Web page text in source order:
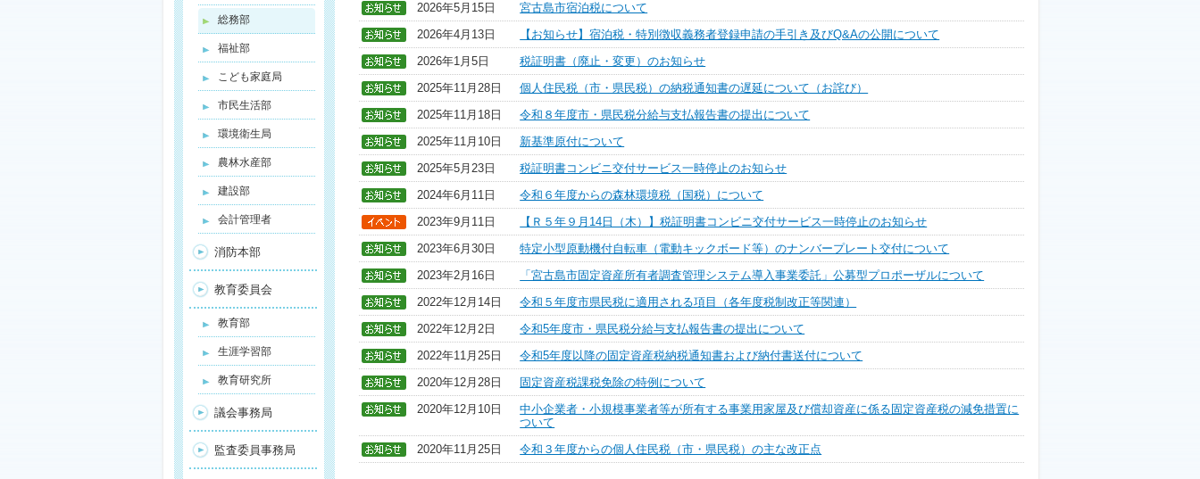
2026年5月15日
宮古島市宿泊税について
2026年4月13日
【お知らせ】宿泊税・特別徴収義務者登録申請の手引き及びQ&Aの公開について
2026年1月5日
税証明書（廃止・変更）のお知らせ
2025年11月28日
個人住民税（市・県民税）の納税通知書の遅延について（お詫び）
2025年11月18日
令和８年度市・県民税分給与支払報告書の提出について
2025年11月10日
新基準原付について
2025年5月23日
税証明書コンビニ交付サービス一時停止のお知らせ
2024年6月11日
令和６年度からの森林環境税（国税）について
2023年9月11日
【Ｒ５年９月14日（木）】税証明書コンビニ交付サービス一時停止のお知らせ
2023年6月30日
特定小型原動機付自転車（電動キックボード等）のナンバープレート交付について
2023年2月16日
「宮古島市固定資産所有者調査管理システム導入事業委託」公募型プロポーザルについて
2022年12月14日
令和５年度市県民税に適用される項目（各年度税制改正等関連）
2022年12月2日
令和5年度市・県民税分給与支払報告書の提出について
2022年11月25日
令和5年度以降の固定資産税納税通知書および納付書送付について
2020年12月28日
固定資産税課税免除の特例について
2020年12月10日
中小企業者・小規模事業者等が所有する事業用家屋及び償却資産に係る固定資産税の減免措置に
ついて
2020年11月25日
令和３年度からの個人住民税（市・県民税）の主な改正点
総務部
福祉部
こども家庭局
市民生活部
環境衛生局
農林水産部
建設部
会計管理者
消防本部
教育委員会
教育部
生涯学習部
教育研究所
議会事務局
監査委員事務局